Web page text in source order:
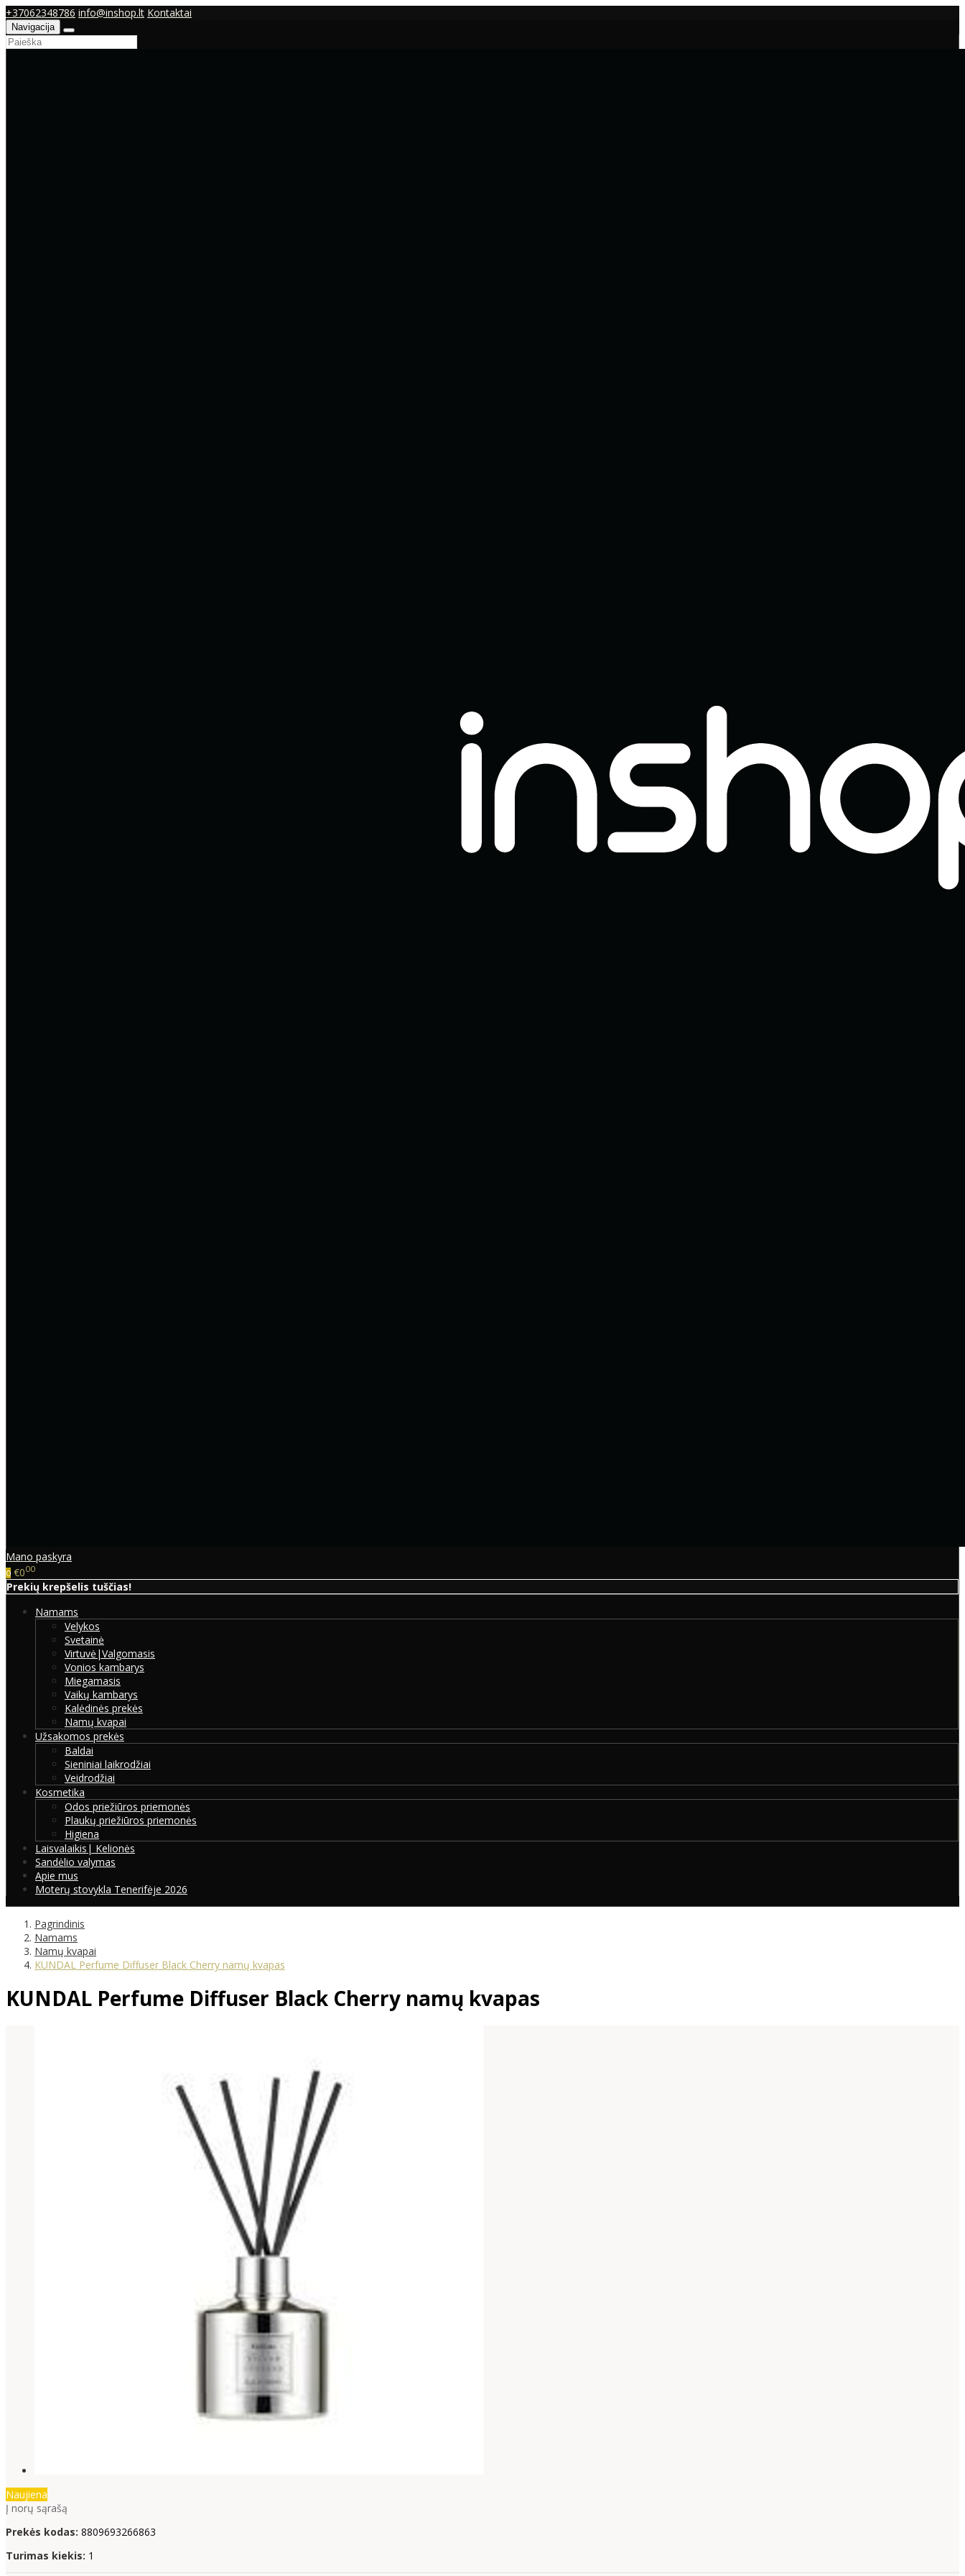
+37062348786 info@inshop.lt Kontaktai
Navigacija
Mano paskyra
0 €000
Prekių krepšelis tuščias!
Namams
Velykos
Svetainė
Virtuvė|Valgomasis
Vonios kambarys
Miegamasis
Vaikų kambarys
Kalėdinės prekės
Namų kvapai
Užsakomos prekės
Baldai
Sieniniai laikrodžiai
Veidrodžiai
Kosmetika
Odos priežiūros priemonės
Plaukų priežiūros priemonės
Higiena
Laisvalaikis| Kelionės
Sandėlio valymas
Apie mus
Moterų stovykla Tenerifėje 2026
Pagrindinis
Namams
Namų kvapai
KUNDAL Perfume Diffuser Black Cherry namų kvapas
KUNDAL Perfume Diffuser Black Cherry namų kvapas
Naujiena
Į norų sąrašą
Prekės kodas: 8809693266863
Turimas kiekis: 1